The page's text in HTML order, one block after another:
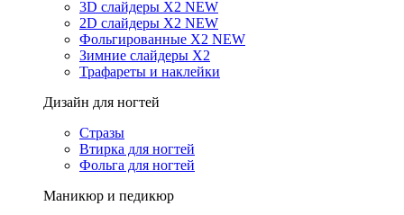
3D слайдеры X2 NEW
2D слайдеры X2 NEW
Фольгированные X2 NEW
Зимние слайдеры Х2
Трафареты и наклейки
Дизайн для ногтей
Стразы
Втирка для ногтей
Фольга для ногтей
Маникюр и педикюр